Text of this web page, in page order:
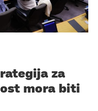
za
mora biti